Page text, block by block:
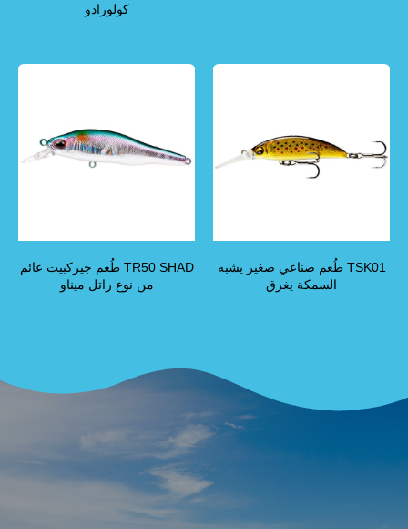
كولورادو
TSK01 طُعم صناعي صغير يشبه
السمكة يغرق
TR50 SHAD طُعم جيركبيت عائم
من نوع راتل ميناو